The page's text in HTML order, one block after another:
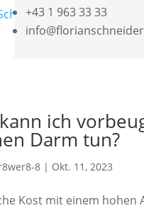
+43 1 963 33 33
ich
Darm tun?
8| Okt. 11, 2023
Kost mit einem hohen